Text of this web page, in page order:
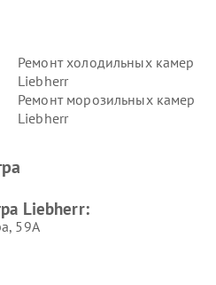
Ремонт холодильных камер
Liebherr
Ремонт морозильных камер
Liebherr
Liebherr:
59А